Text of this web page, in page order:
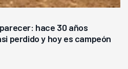
hace 30 años
perdido y hoy es campeón